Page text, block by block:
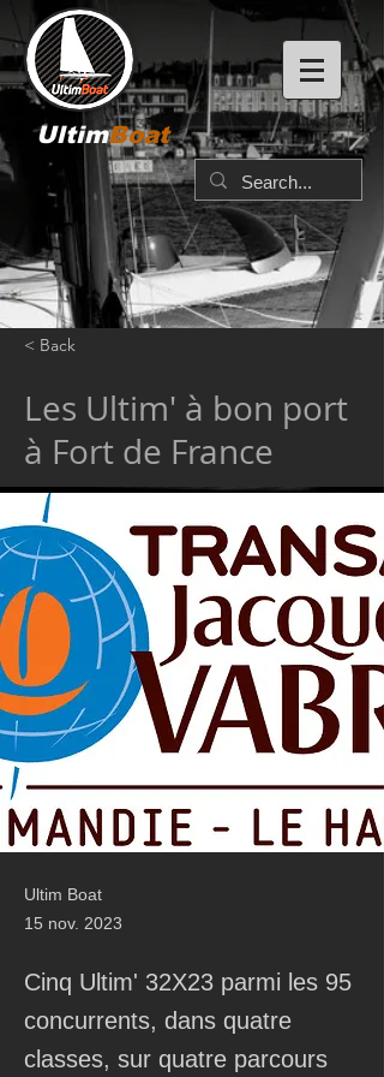
UltimBoat
< Back
Les Ultim' à bon port
à Fort de France
Ultim Boat
15 nov. 2023
Cinq Ultim' 32X23 parmi les 95
concurrents, dans quatre
classes, sur quatre parcours